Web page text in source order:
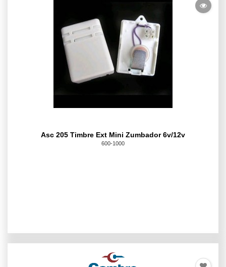
Asc 205 Timbre Ext Mini Zumbador 6v/12v
600-1000